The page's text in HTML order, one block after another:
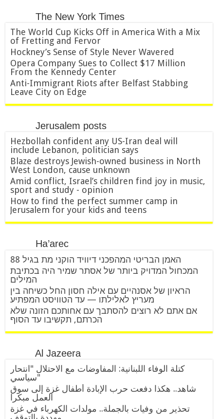
The New York Times
The World Cup Kicks Off in America With a Mix
of Fretting and Fervor
Hockney’s Sense of Style Never Wavered
Opera Company Sues to Collect $17 Million
From the Kennedy Center
Anti-Immigrant Riots after Belfast Stabbing
Leave City on Edge
Jerusalem posts
Hezbollah confident any US-Iran deal will
include Lebanon, politician says
Blaze destroys Jewish-owned business in North
West London, cause unknown
Amid conflict, Israel’s children find joy in music,
sport and study - opinion
How to find the perfect summer camp in
Jerusalem for your kids and teens
Ha’arec
האמן הבריטי המהפכני דיוויד הוקני מת בגיל 88
המכחול המדויק ביותר של אסתר שמיר היה בכתיבת
המילים
הראיון של אסנהיים עם אילה חסון החל כשיחה בין
מעריץ לאלילתו — עד הטוויסט המפתיע
אם אתם לא רוצים להסתבך עם אחותכם הזונה שלא
הכרתם, תקשיבו עד הסוף
Al Jazeera
كتلة الوفاء اللبنانية: المفاوضات مع الاحتلال "انتحار
سياسي"
شاهد.. هكذا دفعت حرب الإبادة أطفال غزة إلى سوق
العمل مبكرا
تحذير من وفيات بالجملة.. مولدات الكهرباء في غزة